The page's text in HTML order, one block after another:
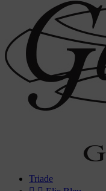
Triade